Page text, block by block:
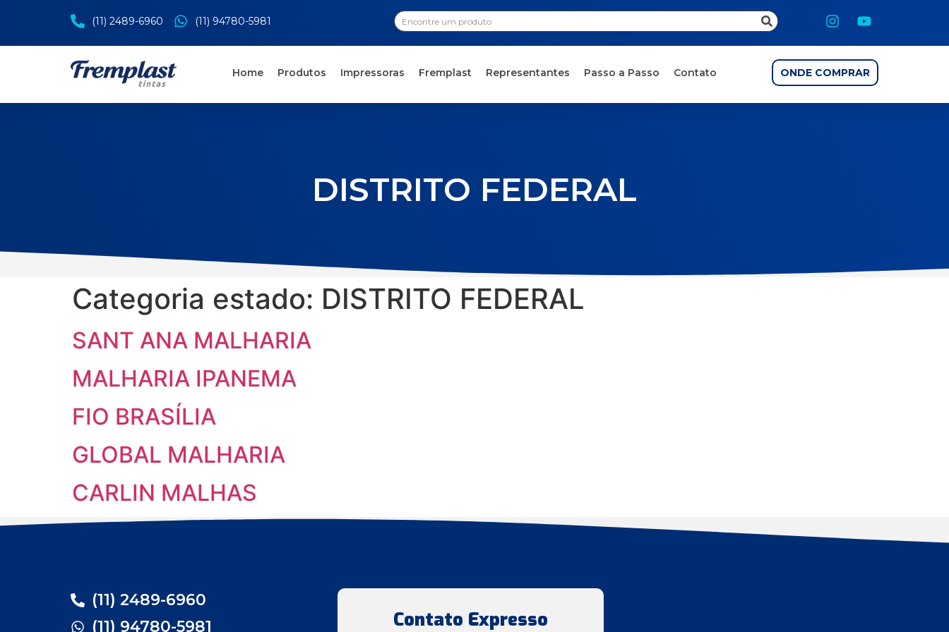
(11) 2489-6960 (11) 94780-5981
Home Produtos Impressoras Fremplast Representantes Passo a Passo Contato ONDE COMPRAR
DISTRITO FEDERAL
Categoria estado: DISTRITO FEDERAL
SANT ANA MALHARIA
MALHARIA IPANEMA
FIO BRASÍLIA
GLOBAL MALHARIA
CARLIN MALHAS
(11) 2489-6960
(11) 94780-5981
Contato Expresso